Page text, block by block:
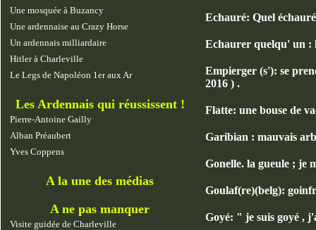
Une mosquée à Buzancy
Une ardennaise au Crazy Horse
Un ardennais milliardaire
Hitler à Charleville
Le Legs de Napoléon 1er aux Ar
Les Ardennais qui réussissent !
Pierre-Antoine Gailly
Alban Préaubert
Yves Coppens
A la une des médias
A ne pas manquer
Visite guidée de Charleville
Echauré: Quel
Echaurer quelqu' un :
Empierger (s'): se
2016 ) .
Flatte: une bouse de
Garibian : mauvais
Gonelle. la gueule ; je
Goulaf(re)(belg):
Goyé: " je suis goyé ,